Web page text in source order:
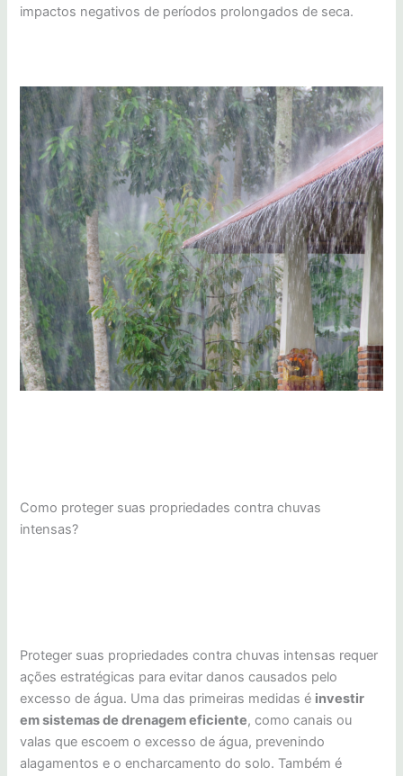
impactos negativos de períodos prolongados de seca.
Como proteger suas propriedades contra chuvas
intensas?
Proteger suas propriedades contra chuvas intensas requer
ações estratégicas para evitar danos causados pelo
excesso de água. Uma das primeiras medidas é investir
em sistemas de drenagem eficiente, como canais ou
valas que escoem o excesso de água, prevenindo
alagamentos e o encharcamento do solo. Também é